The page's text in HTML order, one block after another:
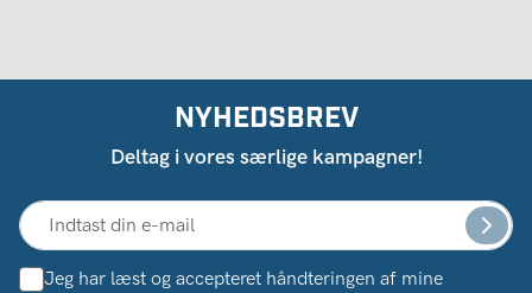
NYHEDSBREV
Deltag i vores særlige kampagner!
Jeg har læst og accepteret håndteringen af ​​mine